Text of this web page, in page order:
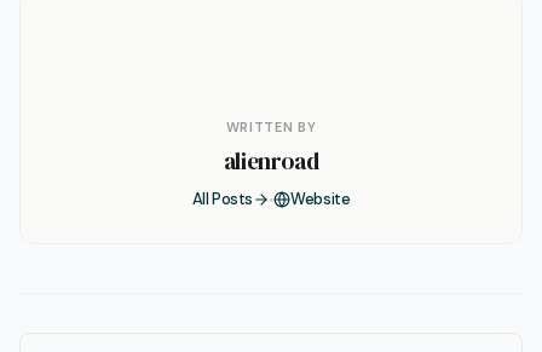
WRITTEN BY
alienroad
All Posts Website